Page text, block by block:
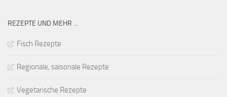
REZEPTE UND MEHR ...
Fisch Rezepte
Regionale, saisonale Rezepte
Vegetarische Rezepte